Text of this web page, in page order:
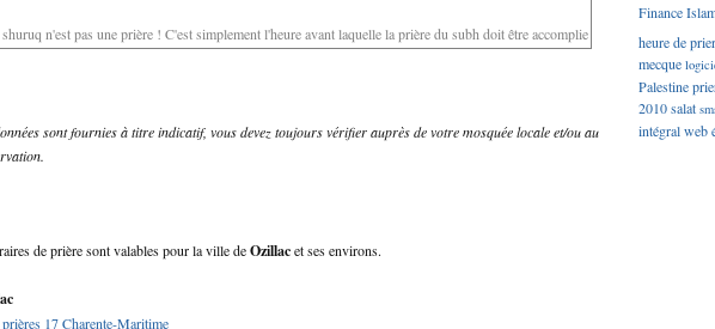
n'est pas une prière ! C'est simplement l'heure avant laquelle la prière du subh doit être accomplie
sont fournies à titre indicatif, vous devez toujours vérifier auprès de votre mosquée locale et/ou au
de prière sont valables pour la ville deOzillacet ses environs.
17 Charente-Maritime
Finance
heure de
mecque
Palestine
2010salat
intégralweb